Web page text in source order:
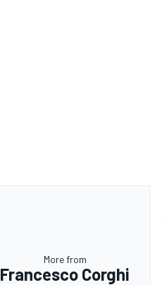
More from
Francesco Corghi